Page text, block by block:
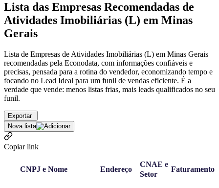
Lista das Empresas Recomendadas de
Atividades Imobiliárias (L) em Minas
Gerais
Lista de Empresas de Atividades Imobiliárias (L) em Minas Gerais
recomendadas pela Econodata, com informações confiáveis e
precisas, pensada para a rotina do vendedor, economizando tempo e
focando no Lead Ideal para um funil de vendas eficiente. É a
verdade que vende: menos listas frias, mais leads qualificados no seu
funil.
Exportar
Nova lista
Copiar link
CNPJ e Nome Endereço
CNAE e
Setor
Faturamento